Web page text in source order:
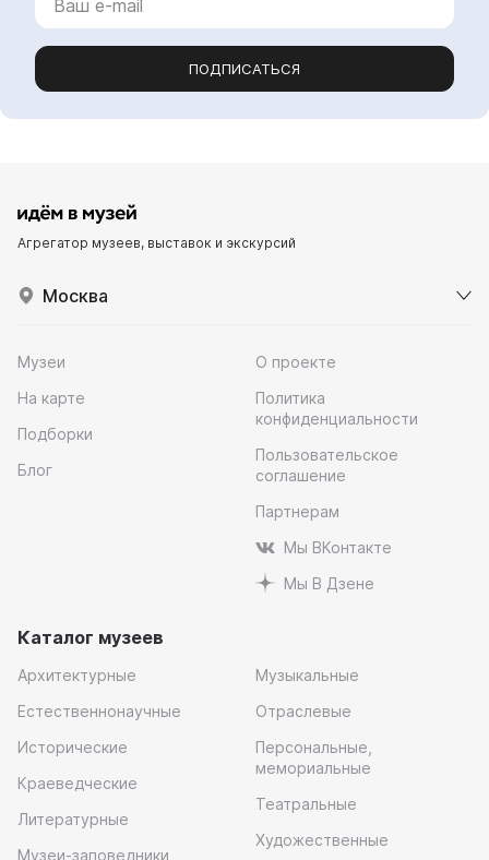
ПОДПИСАТЬСЯ
Агрегатор музеев, выставок и экскурсий
Москва
Музеи
На карте
Подборки
Блог
О проекте
Политика
конфиденциальности
Пользовательское
соглашение
Партнерам
Мы ВКонтакте
Мы В Дзене
Каталог музеев
Архитектурные
Естественнонаучные
Исторические
Краеведческие
Литературные
Музеи-заповедники
Музыкальные
Отраслевые
Персональные,
мемориальные
Театральные
Художественные